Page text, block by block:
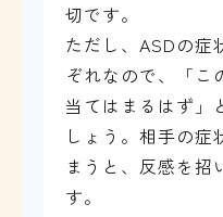
切です。
ただし、ASDの症
ぞれなので、「こ
当てはまるはず」
しょう。相手の症
まうと、反感を招
す。